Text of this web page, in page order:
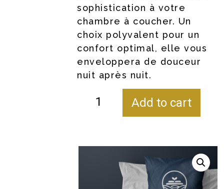
sophistication à votre
chambre à coucher. Un
choix polyvalent pour un
confort optimal, elle vous
enveloppera de douceur
nuit après nuit.
Add to cart